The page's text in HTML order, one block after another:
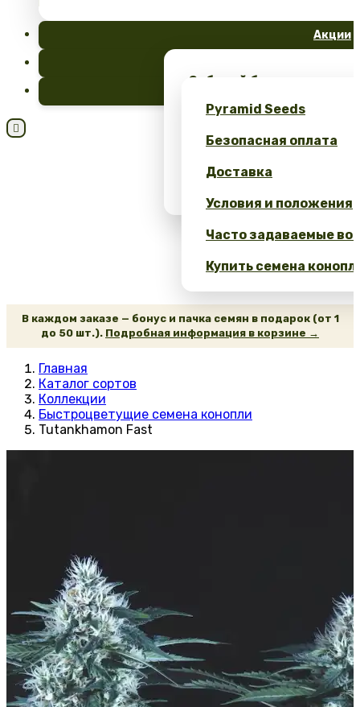
Акции
Забирай бесплатные
Seeds!
Получите 10% скидку
Калькулятор выгоды:
Pyramid Seeds
Безопасная оплата
Доставка
Условия и положения
Часто задаваемые
Купить семена

В каждом заказе — бонус и пачка семян в подарок (от 1
до 50 шт.). Подробная информация в корзине →
Главная
Каталог сортов
Коллекции
Быстроцветущие семена конопли
Tutankhamon Fast